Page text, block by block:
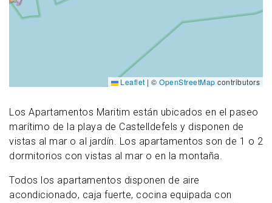
Los Apartamentos Maritim están ubicados en el paseo
marítimo de la playa de Castelldefels y disponen de
vistas al mar o al jardín. Los apartamentos son de 1 o 2
dormitorios con vistas al mar o en la montaña.
Todos los apartamentos disponen de aire
acondicionado, caja fuerte, cocina equipada con
Leaflet | © OpenStreetMap contributors